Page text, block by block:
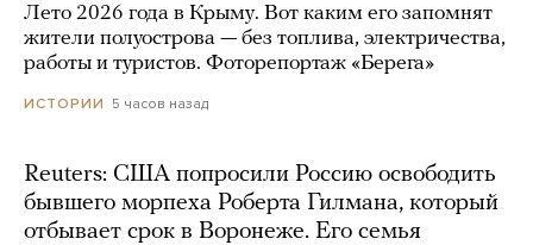
Лето 2026 года в Крыму. Вот каким его запомнят
жители полуострова — без топлива, электричества,
работы и туристов. Фоторепортаж «Берега»
ИСТОРИИ 5 часов назад
Reuters: США попросили Россию освободить
бывшего морпеха Роберта Гилмана, который
отбывает срок в Воронеже. Его семья